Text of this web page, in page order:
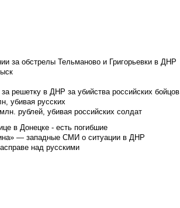
за обстрелы Тельманово и Григорьевки в ДНР
решетку в ДНР за убийства российских бойцов
убивая русских
рублей, убивая российских солдат
в Донецке - есть погибшие
— западные СМИ о ситуации в ДНР
над русскими